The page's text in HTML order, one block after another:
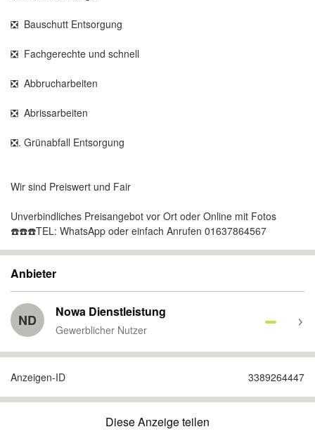
❎ Bauschutt Entsorgung
❎ Fachgerechte und schnell
❎ Abbrucharbeiten
❎ Abrissarbeiten
❎. Grünabfall Entsorgung
Wir sind Preiswert und Fair
Unverbindliches Preisangebot vor Ort oder Online mit Fotos
☎️☎️☎️TEL: WhatsApp oder einfach Anrufen 01637864567
Anbieter
ND Nowa Dienstleistung
Gewerblicher Nutzer
Anzeigen-ID 3389264447
Diese Anzeige teilen